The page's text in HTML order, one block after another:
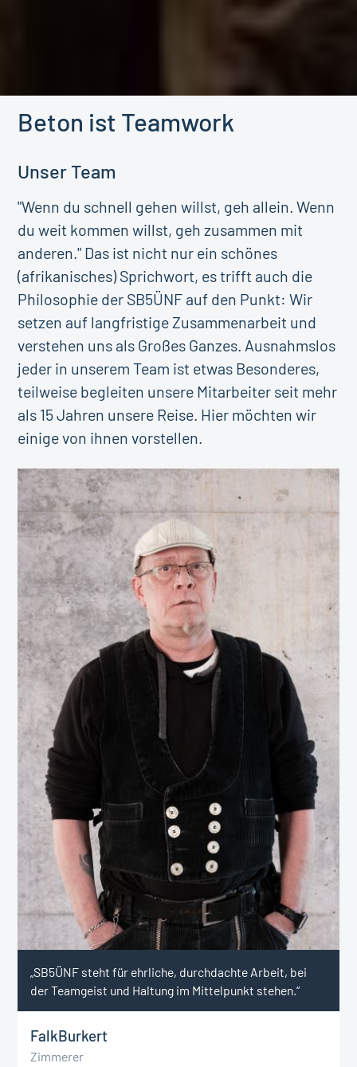
Beton ist Teamwork
Unser Team
"Wenn du schnell gehen willst, geh allein. Wenn
du weit kommen willst, geh zusammen mit
anderen." Das ist nicht nur ein schönes
(afrikanisches) Sprichwort, es trifft auch die
Philosophie der SB5ÜNF auf den Punkt: Wir
setzen auf langfristige Zusammenarbeit und
verstehen uns als Großes Ganzes. Ausnahmslos
jeder in unserem Team ist etwas Besonderes,
teilweise begleiten unsere Mitarbeiter seit mehr
als 15 Jahren unsere Reise. Hier möchten wir
einige von ihnen vorstellen.
„SB5ÜNF steht für ehrliche, durchdachte Arbeit, bei
der Teamgeist und Haltung im Mittelpunkt stehen.“
FalkBurkert
Zimmerer